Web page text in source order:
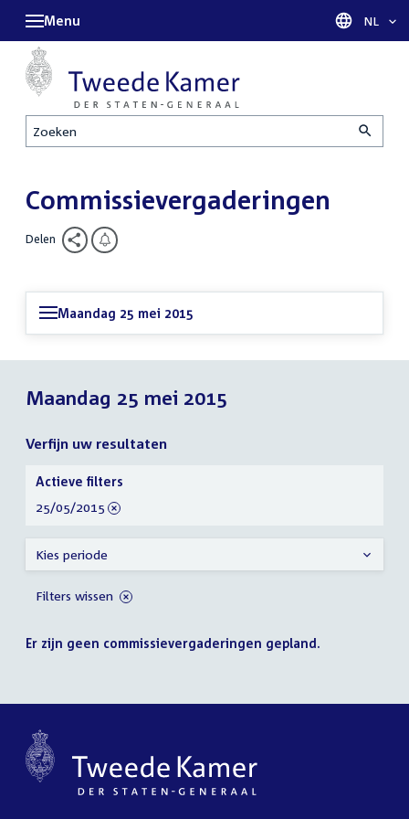
Zoeken
Menu Taal
NL
Commissievergaderingen
Delen
Maandag 25 mei 2015
Maandag 25 mei 2015
Verfijn uw resultaten
Er zijn geen commissievergaderingen gepland.
Verfijn
uw
resultaten
Actieve filters
verwijder
25/05/2015
Kies periode
Filters wissen